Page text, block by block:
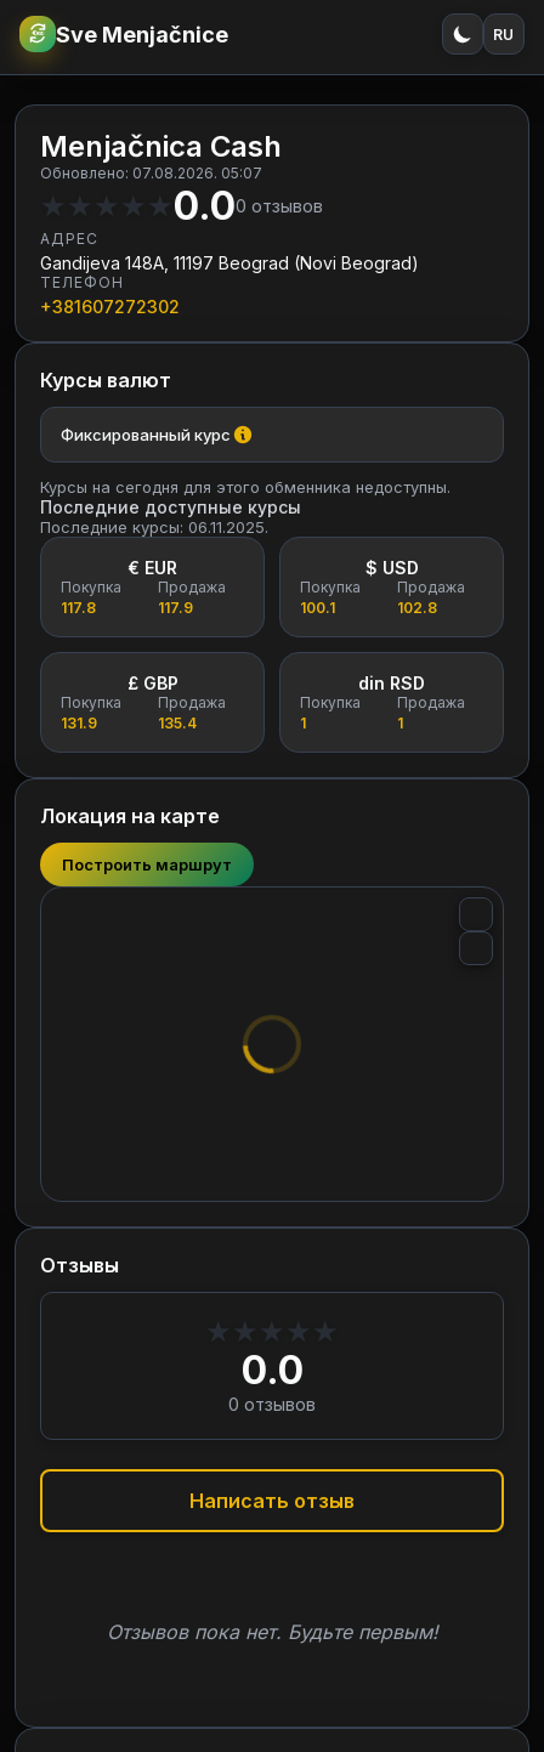
€RSD Sve Menjačnice RU
Menjačnica Cash
Обновлено: 07.08.2026. 05:07
★ ★ ★ ★ ★0.00 отзывов
АДРЕС
Gandijeva 148A, 11197 Beograd (Novi Beograd)
ТЕЛЕФОН
+381607272302
Курсы валют
Фиксированный курс
Курсы на сегодня для этого обменника недоступны.
Последние доступные курсы
Последние курсы: 06.11.2025.
€ EUR
Покупка
117.8
Продажа
117.9
$ USD
Покупка
100.1
Продажа
102.8
£ GBP
Покупка
131.9
Продажа
135.4
din RSD
Покупка
1
Продажа
1
Локация на карте
Построить маршрут
Отзывы
★ ★ ★ ★ ★
0.0
0 отзывов
Написать отзыв
Отзывов пока нет. Будьте первым!